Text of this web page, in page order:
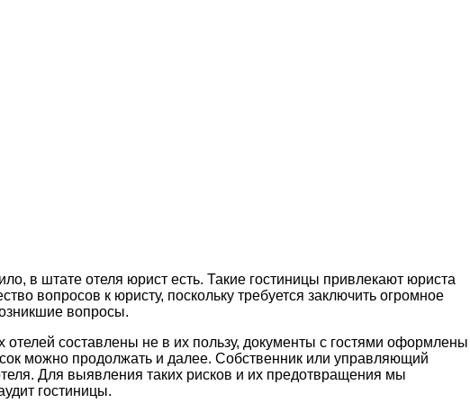
в штате отеля юрист есть. Такие гостиницы привлекают юриста
вопросов к юристу, поскольку требуется заключить огромное
вопросы.
составлены не в их пользу, документы с гостями оформлены
можно продолжать и далее. Собственник или управляющий
Для выявления таких рисков и их предотвращения мы
гостиницы.